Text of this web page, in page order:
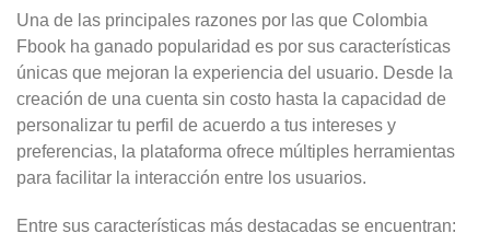
Una de las principales razones por las que Colombia
Fbook ha ganado popularidad es por sus características
únicas que mejoran la experiencia del usuario. Desde la
creación de una cuenta sin costo hasta la capacidad de
personalizar tu perfil de acuerdo a tus intereses y
preferencias, la plataforma ofrece múltiples herramientas
para facilitar la interacción entre los usuarios.
Entre sus características más destacadas se encuentran: